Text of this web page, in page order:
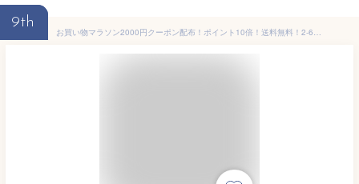
9th
お買い物マラソン2000円クーポン配布！ポイント10倍！送料無料！2-6個11-31%クーポン！おいしい チョコレート デーツ La Ronda【ダーク】80g デーツ には カルシウム がプルーン の1.8倍 月間ランキング6位楽天フルーツチョコレート部門(2024 6/5) 個別包装7-8個入 洋菓子